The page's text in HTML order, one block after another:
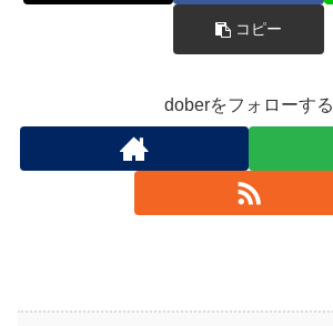
コピー
doberをフォローする